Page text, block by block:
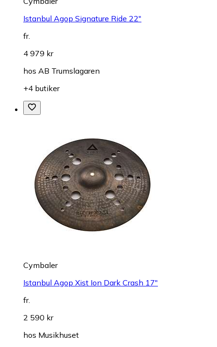
Istanbul Agop Signature Ride 22"
fr.
4 979 kr
hos AB Trumslagaren
+4 butiker
Cymbaler
Istanbul Agop Xist Ion Dark Crash 17"
fr.
2 590 kr
hos Musikhuset